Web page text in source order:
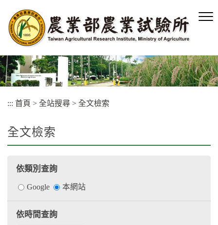
容
區
塊
::: 首頁 > 全站搜尋 > 全文檢索
全文檢索
依類別查詢
依
類
別
Google 本網站
依時間查詢